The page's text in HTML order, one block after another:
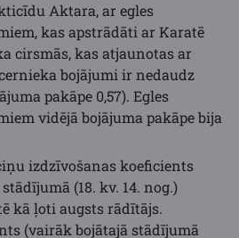
Aktara, ar egles
kas apstrādāti ar Karatē
cirsmās, kas atjaunotas ar
bojājumi ir nedaudz
pakāpe 0,57). Egles
vidējā bojājuma pakāpe bija
izdzīvošanas koeficients
(18. kv. 14. nog.)
kā ļoti augsts rādītājs.
(vairāk bojātajā stādījumā